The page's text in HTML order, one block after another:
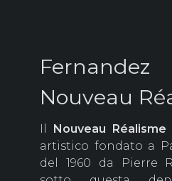
Nouveau
Il Nouveau Réalisme
artistico fondato a
del 1960 da Pierre